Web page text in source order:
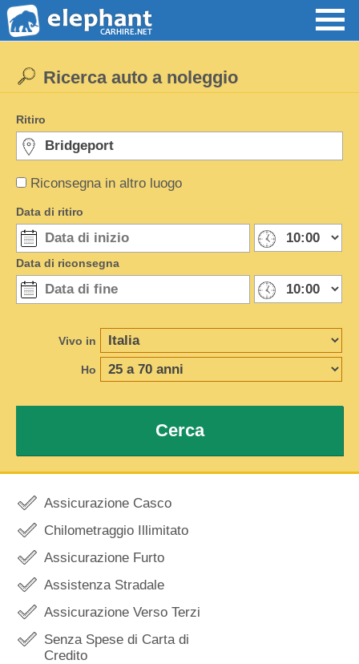
Riconsegna in altro luogo
Ricerca auto a noleggio
Ritiro
Data di ritiro
Data di riconsegna
Vivo in
Ho
Cerca
Assicurazione Casco
Chilometraggio Illimitato
Assicurazione Furto
Assistenza Stradale
Assicurazione Verso Terzi
Senza Spese di Carta di
Credito